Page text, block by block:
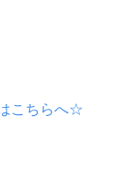
こちらへ☆